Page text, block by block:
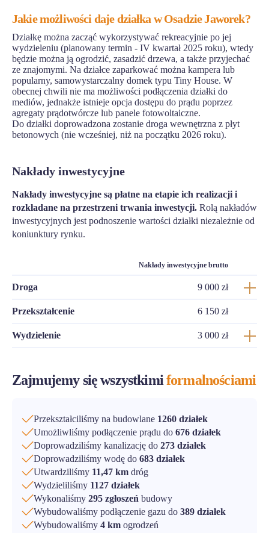
Jakie możliwości daje działka w Osadzie Jaworek?
Działkę można zacząć wykorzystywać rekreacyjnie po jej
wydzieleniu (planowany termin - IV kwartał 2025 roku), wtedy
będzie można ją ogrodzić, zasadzić drzewa, a także przyjechać
ze znajomymi. Na działce zaparkować można kampera lub
popularny, samowystarczalny domek typu Tiny House. W
obecnej chwili nie ma możliwości podłączenia działki do
mediów, jednakże istnieje opcja dostępu do prądu poprzez
agregaty prądotwórcze lub panele fotowoltaiczne.
Do działki doprowadzona zostanie droga wewnętrzna z płyt
betonowych (nie wcześniej, niż na początku 2026 roku).
Nakłady inwestycyjne
Nakłady inwestycyjne są płatne na etapie ich realizacji i
rozkładane na przestrzeni trwania inwestycji. Rolą nakładów
inwestycyjnych jest podnoszenie wartości działki niezależnie od
koniunktury rynku.
Nakłady inwestycyjne brutto
Droga 9 000 zł
Przekształcenie 6 150 zł
Wydzielenie 3 000 zł
Zajmujemy się wszystkimiformalnościami
Przekształciliśmy na budowlane 1260 działek
Umożliwliśmy podłączenie prądu do 676 działek
Doprowadziliśmy kanalizację do 273 działek
Doprowadziliśmy wodę do 683 działek
Utwardziliśmy 11,47 km dróg
Wydzieliliśmy 1127 działek
Wykonaliśmy 295 zgłoszeń budowy
Wybudowaliśmy podłączenie gazu do 389 działek
Wybudowaliśmy 4 km ogrodzeń